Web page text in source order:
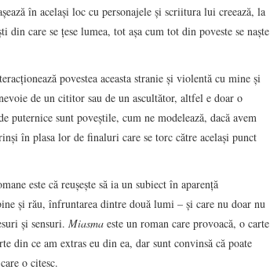
în același loc cu personajele și scriitura lui creează, la
care se țese lumea, tot așa cum tot din poveste se naște
povestea aceasta stranie și violentă cu mine și
de un cititor sau de un ascultător, altfel e doar o
puternice sunt poveștile, cum ne modelează, dacă avem
în plasa lor de finaluri care se torc către același punct
este că reușește să ia un subiect în aparență
și rău, înfruntarea dintre două lumi – și care nu doar nu
și sensuri. Miasma este un roman care provoacă, o carte
din ce am extras eu din ea, dar sunt convinsă că poate
o citesc.